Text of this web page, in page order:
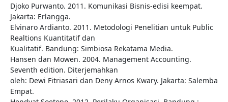
Djoko Purwanto. 2011. Komunikasi Bisnis-edisi keempat.
Jakarta: Erlangga.
Elvinaro Ardianto. 2011. Metodologi Penelitian untuk Public
Realtions Kuantitatif dan
Kualitatif. Bandung: Simbiosa Rekatama Media.
Hansen dan Mowen. 2004. Management Accounting.
Seventh edition. Diterjemahkan
oleh: Dewi Fitriasari dan Deny Arnos Kwary. Jakarta: Salemba
Empat.